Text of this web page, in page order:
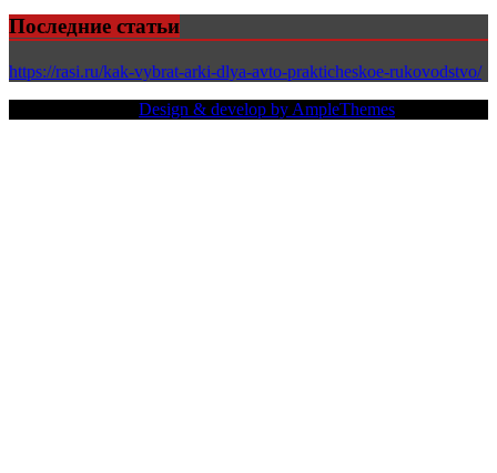
Последние статьи
https://rasi.ru/kak-vybrat-arki-dlya-avto-prakticheskoe-rukovodstvo/
Design & develop by AmpleThemes